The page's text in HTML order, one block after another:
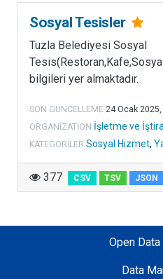
Sosyal Tesisler
Tuzla Belediyesi Sosyal
bilgileri yer almaktadır.
SON GÜNCELLEME 24 Ocak 2025,
ORGANIZATION İşletme ve
KATEGORILER Sosyal Hizmet,
377 CSV TSV JSON
Open
Data